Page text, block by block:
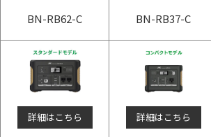
BN-RB62-C BN-RB37-C
詳細はこちら 詳細はこちら